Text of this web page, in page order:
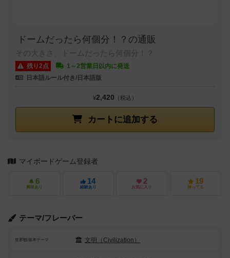
ドームだったら何個分！？の通販
その大きさ、ドームだったら何個分！？
残り2点
1～2営業日以内に発送
日本語ルール付き/日本語版
カートに追加する
¥2,420 （税込）
マイボードゲーム登録者
6
興味あり
14
経験あり
2
お気に入り
19
持ってる
テーマ/フレーバー
世界観/基本テーマ 文明（Civilization）